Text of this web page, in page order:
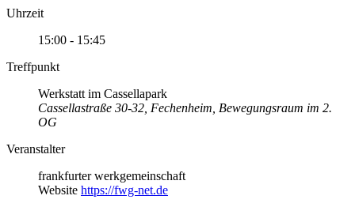
Uhrzeit
15:00 - 15:45
Treffpunkt
Werkstatt im Cassellapark
Cassellastraße 30-32, Fechenheim, Bewegungsraum im 2.
OG
Veranstalter
frankfurter werkgemeinschaft
Website https://fwg-net.de